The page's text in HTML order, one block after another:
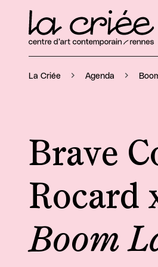
La Criée Agenda
Boom
Brave
Rocard